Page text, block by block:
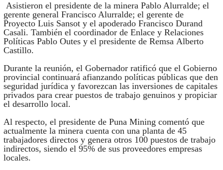
Asistieron el presidente de la minera Pablo Alurralde; el
gerente general Francisco Alurralde; el gerente de
Proyecto Luis Sansot y el apoderado Francisco Durand
Casali. También el coordinador de Enlace y Relaciones
Políticas Pablo Outes y el presidente de Remsa Alberto
Castillo.
Durante la reunión, el Gobernador ratificó que el Gobierno
provincial continuará afianzando políticas públicas que den
seguridad jurídica y favorezcan las inversiones de capitales
privados para crear puestos de trabajo genuinos y propiciar
el desarrollo local.
Al respecto, el presidente de Puna Mining comentó que
actualmente la minera cuenta con una planta de 45
trabajadores directos y genera otros 100 puestos de trabajo
indirectos, siendo el 95% de sus proveedores empresas
locales.